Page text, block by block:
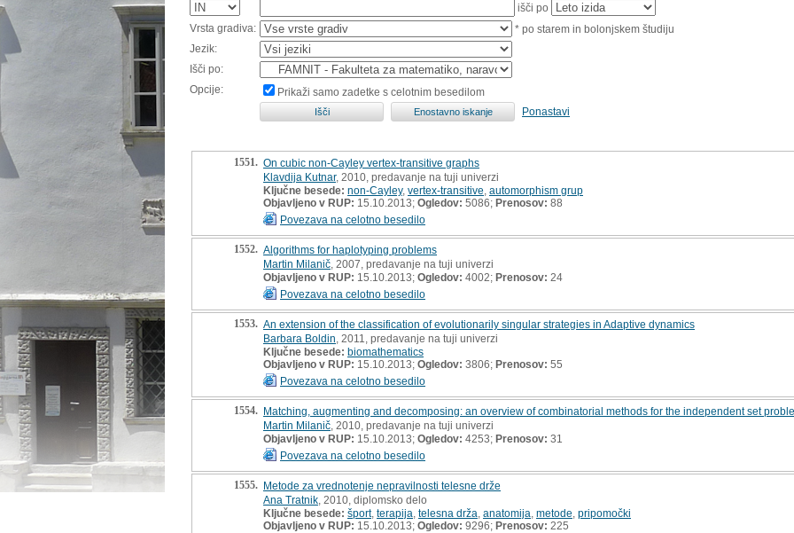
išči po
Vrsta gradiva:
* po starem in bolonjskem študiju
Jezik:
Išči po:
Opcije:
Prikaži samo zadetke s celotnim besedilom
Ponastavi
1551. On cubic non-Cayley vertex-transitive graphs
Klavdija Kutnar, 2010, predavanje na tuji univerzi
Ključne besede: non-Cayley, vertex-transitive automorphism grup
Objavljeno v RUP: 15.10.2013; Ogledov: 5086; Prenosov: 88
Povezava na celotno besedilo
1552. Algorithms for haplotyping problems
Martin Milanič , 2007, predavanje na tuji univerzi
Objavljeno v RUP: 15.10.2013; Ogledov: 4002; Prenosov: 24
Povezava na celotno besedilo
1553. An extension of the classification of evolutionarily singular strategies in Adaptive dynamics
Barbara Boldin , 2011, predavanje na tuji univerzi
Ključne besede: biomathematics
Objavljeno v RUP: 15.10.2013; Ogledov: 3806; Prenosov: 55
Povezava na celotno besedilo
1554. Matching, augmenting and decomposing: an overview of combinatorial methods for the independent set
Martin Milanič , 2010, predavanje na tuji univerzi
Objavljeno v RUP: 15.10.2013; Ogledov: 4253; Prenosov: 31
Povezava na celotno besedilo
1555. Metode za vrednotenje nepravilnosti telesne drže
Ana Tratnik , 2010, diplomsko delo
Ključne besede: šport, terapija telesna drža anatomija metode pripomočki
Objavljeno v RUP: 15.10.2013; Ogledov: 9296; Prenosov: 225